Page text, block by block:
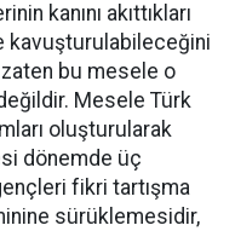
kanını akıttıkları
kavuşturulabileceğini
bu mesele o
Mesele Türk
oluşturularak
dönemde üç
fikri tartışma
sürüklemesidir,